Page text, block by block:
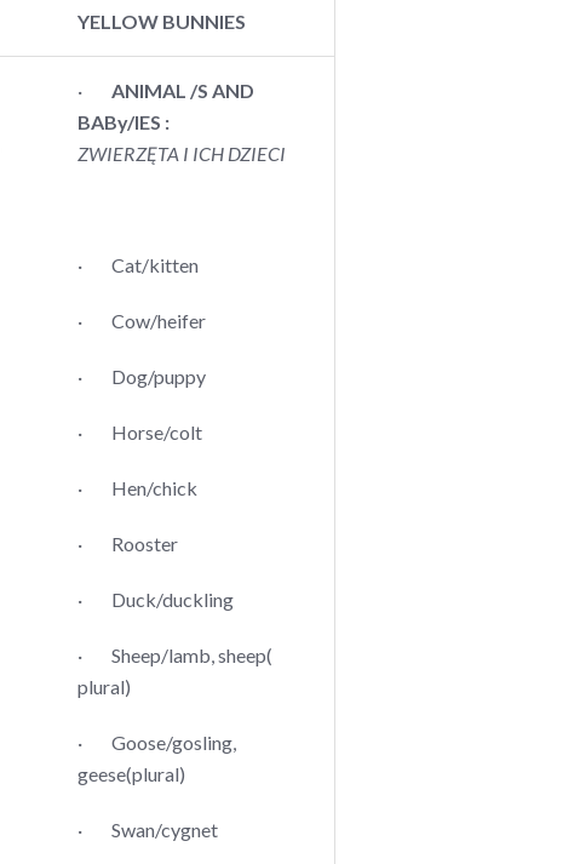
YELLOW BUNNIES
· ANIMAL /S AND
BABy/IES :
ZWIERZĘTA I ICH DZIECI
· Cat/kitten
· Cow/heifer
· Dog/puppy
· Horse/colt
· Hen/chick
· Rooster
· Duck/duckling
· Sheep/lamb, sheep(
plural)
· Goose/gosling,
geese(plural)
· Swan/cygnet